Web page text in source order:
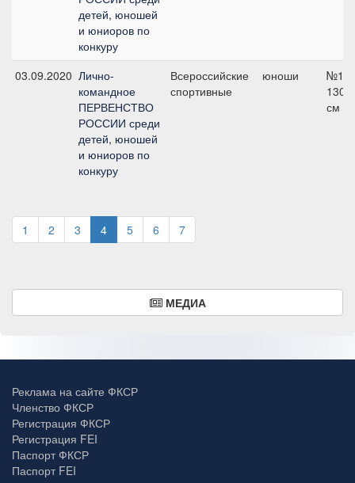
детей, юношей
и юниоров по
конкуру
03.09.2020 Лично-
командное
ПЕРВЕНСТВО
РОССИИ среди
детей, юношей
и юниоров по
конкуру
Всероссийские
спортивные
юноши
№14,
130
см
1 2 3 4 5 6 7
МЕДИА
Реклама на сайте ФКСР
Членство ФКСР
Регистрация ФКСР
Регистрация FEI
Паспорт ФКСР
Паспорт FEI